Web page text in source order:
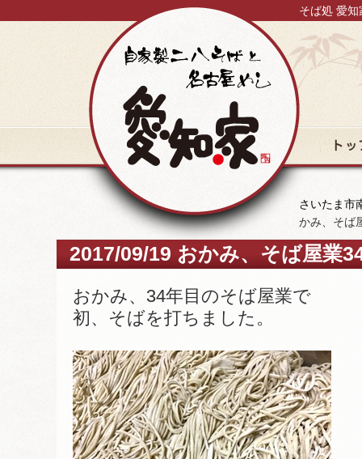
そば処 愛
さいたま市
かみ、そば
2017/09/19 おかみ、そば屋業
おかみ、34年目のそば屋業で
初、そばを打ちました。